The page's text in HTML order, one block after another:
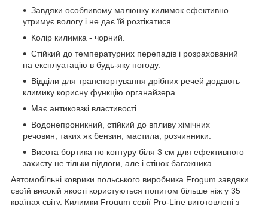
Завдяки особливому малюнку килимок ефективно
утримує вологу і не дає їй розтікатися.
Колір килимка - чорний.
Стійкий до температурних перепадів і розрахований
на експлуатацію в будь-яку погоду.
Відділи для транспортування дрібних речей додають
климику корисну функцію органайзера.
Має антиковзкі властивості.
Водонепроникний, стійкий до впливу хімічних
речовин, таких як бензин, мастила, розчинники.
Висота бортика по контуру біля 3 см для ефективного
захисту не тільки підлоги, але і стінок багажника.
Автомобільні коврики польського виробника Frogum завдяки
своїй високій якості користуються попитом більше ніж у 35
країнах світу. Килимки Frogum серії Pro-Line виготовлені з